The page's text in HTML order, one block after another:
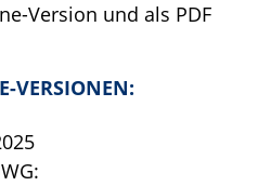
Version und als PDF
VERSIONEN: